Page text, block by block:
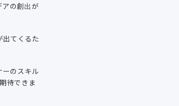
アの創出が
出てくるた
ーのスキル
待できま